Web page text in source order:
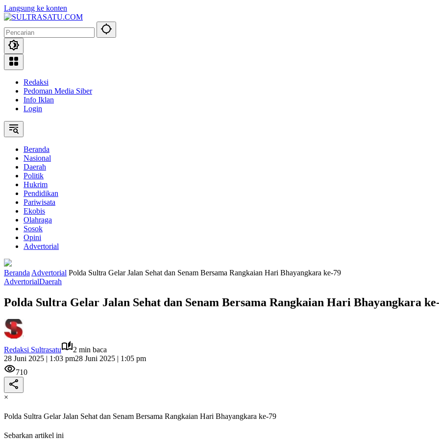
Langsung ke konten
Redaksi
Pedoman Media Siber
Info Iklan
Login
Beranda
Nasional
Daerah
Politik
Hukrim
Pendidikan
Pariwisata
Ekobis
Olahraga
Sosok
Opini
Advertorial
Beranda Advertorial Polda Sultra Gelar Jalan Sehat dan Senam Bersama Rangkaian Hari Bhayangkara ke-79
AdvertorialDaerah
Polda Sultra Gelar Jalan Sehat dan Senam Bersama Rangkaian Hari Bhayangkara
Redaksi Sultrasatu
2 min baca
28 Juni 2025 | 1:03 pm28 Juni 2025 | 1:05 pm
710
×
Polda Sultra Gelar Jalan Sehat dan Senam Bersama Rangkaian Hari Bhayangkara ke-79
Sebarkan artikel ini